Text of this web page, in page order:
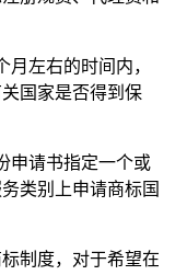
左右的时间内，
国家是否得到保
请书指定一个或
类别上申请商标国
制度，对于希望在